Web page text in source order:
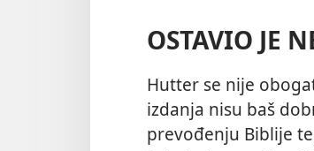
OSTAVIO JE
Hutter se nije
izdanja nisu baš
prevođenju Biblije